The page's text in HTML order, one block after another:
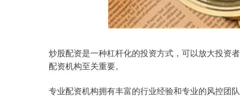
炒股配资是一种杠杆化的投资方式，可以放大投资
配资机构至关重要。
专业配资机构拥有丰富的行业经验和专业的风控团